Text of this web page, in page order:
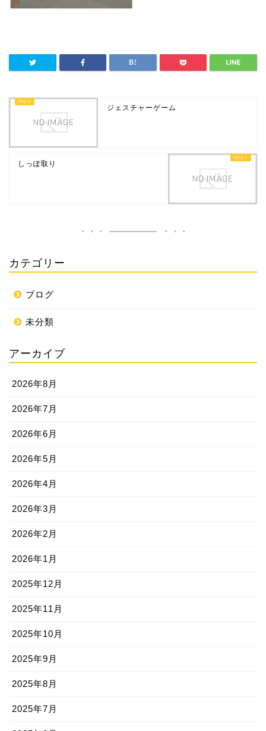
ジェスチャーゲーム
しっぽ取り
カテゴリー
ブログ
未分類
アーカイブ
2026年8月
2026年7月
2026年6月
2026年5月
2026年4月
2026年3月
2026年2月
2026年1月
2025年12月
2025年11月
2025年10月
2025年9月
2025年8月
2025年7月